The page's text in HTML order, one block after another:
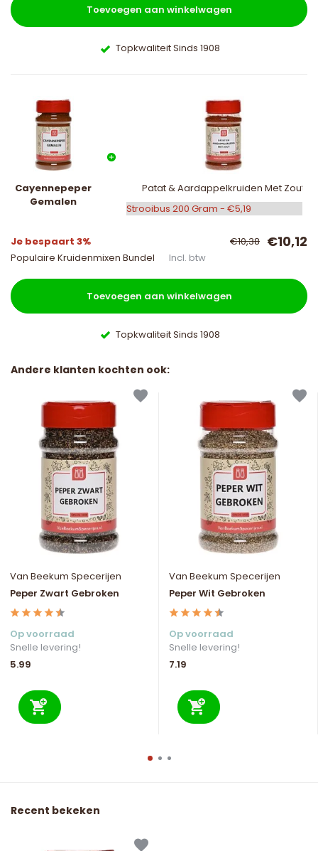
Toevoegen aan winkelwagen
Topkwaliteit Sinds 1908
Cayennepeper
Gemalen
Patat & Aardappelkruiden Met Zout
Je bespaart 3% €10,38 €10,12
Populaire Kruidenmixen Bundel Incl. btw
Toevoegen aan winkelwagen
Topkwaliteit Sinds 1908
Andere klanten kochten ook:
Van Beekum Specerijen
Peper Zwart Gebroken
Op voorraad
Snelle levering!
5.99
Van Beekum Specerijen
Peper Wit Gebroken
Op voorraad
Snelle levering!
7.19
Recent bekeken